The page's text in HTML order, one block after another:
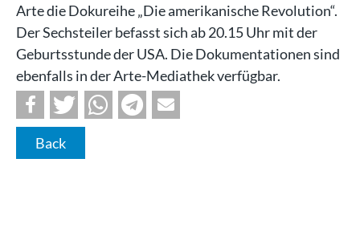
Arte die Dokureihe „Die amerikanische Revolution“.
Der Sechsteiler befasst sich ab 20.15 Uhr mit der
Geburtsstunde der USA. Die Dokumentationen sind
ebenfalls in der Arte-Mediathek verfügbar.
Back